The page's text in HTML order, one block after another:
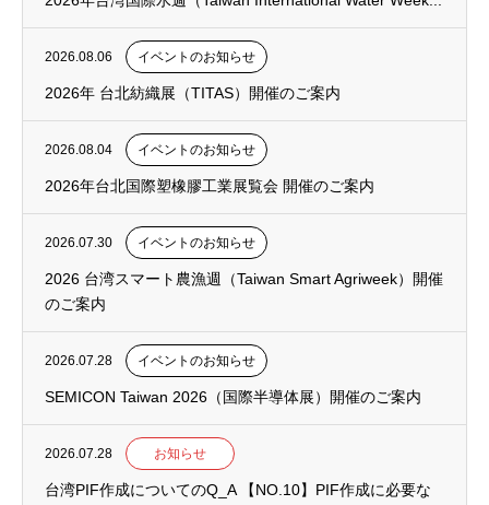
2026.08.06 イベントのお知らせ
2026年 台北紡織展（TITAS）開催のご案内
2026.08.04 イベントのお知らせ
2026年台北国際塑橡膠工業展覧会 開催のご案内
2026.07.30 イベントのお知らせ
2026 台湾スマート農漁週（Taiwan Smart Agriweek）開催
のご案内
2026.07.28 イベントのお知らせ
SEMICON Taiwan 2026（国際半導体展）開催のご案内
2026.07.28 お知らせ
台湾PIF作成についてのQ_A 【NO.10】PIF作成に必要な